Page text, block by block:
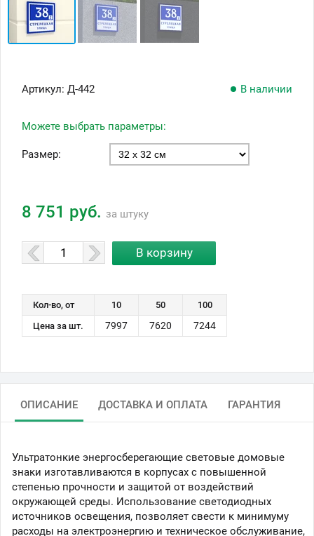
Артикул: Д-442 В наличии
Можете выбрать параметры:
Размер:
8 751 руб. за штуку
Кол-во, от 10 50
100
Цена за шт.
7997 7620 7244
ОПИСАНИЕ ДОСТАВКА И ОПЛАТА ГАРАНТИЯ
Ультратонкие энергосберегающие световые домовые
знаки изготавливаются в корпусах с повышенной
степенью прочности и защитой от воздействий
окружающей среды. Использование светодиодных
источников освещения, позволяет свести к минимуму
расходы на электроэнергию и техническое обслуживание,